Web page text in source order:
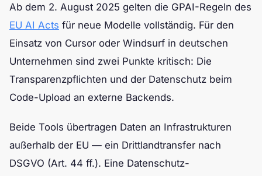
Ab dem 2. August 2025 gelten die GPAI-Regeln des
EU AI Acts für neue Modelle vollständig. Für den
Einsatz von Cursor oder Windsurf in deutschen
Unternehmen sind zwei Punkte kritisch: Die
Transparenzpflichten und der Datenschutz beim
Code-Upload an externe Backends.
Beide Tools übertragen Daten an Infrastrukturen
außerhalb der EU — ein Drittlandtransfer nach
DSGVO (Art. 44 ff.). Eine Datenschutz-